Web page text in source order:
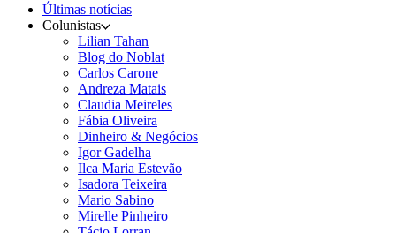
Últimas notícias
Colunistas
Lilian Tahan
Blog do Noblat
Carlos Carone
Andreza Matais
Claudia Meireles
Fábia Oliveira
Dinheiro & Negócios
Igor Gadelha
Ilca Maria Estevão
Isadora Teixeira
Mario Sabino
Mirelle Pinheiro